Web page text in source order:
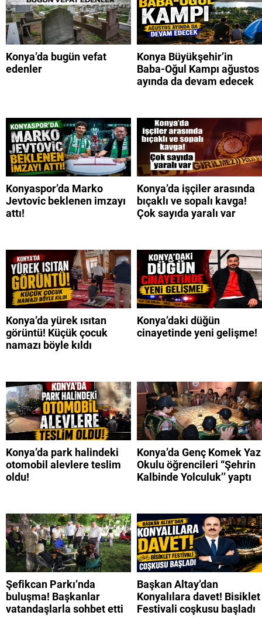
Konya’da bugün vefat
edenler
Konya Büyükşehir’in
Baba-Oğul Kampı ağustos
ayında da devam edecek
Konyaspor’da Marko
Jevtovic beklenen imzayı
attı!
Konya’da işçiler arasında
bıçaklı ve sopalı kavga!
Çok sayıda yaralı var
Konya’da yürek ısıtan
görüntü! Küçük çocuk
namazı böyle kıldı
Konya’daki düğün
cinayetinde yeni gelişme!
Konya’da park halindeki
otomobil alevlere teslim
oldu!
Konya’da Genç Komek Yaz
Okulu öğrencileri “Şehrin
Kalbinde Yolculuk’’ yaptı
Şefikcan Parkı’nda
buluşma! Başkanlar
vatandaşlarla sohbet etti
Başkan Altay’dan
Konyalılara davet! Bisiklet
Festivali coşkusu başladı